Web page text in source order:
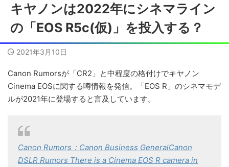
キヤノンは2022年にシネマライン
の「EOS R5c(仮)」を投入する？
2021年3月10日
Canon Rumorsが「CR2」と中程度の格付けでキヤノン
Cinema EOSに関する噂情報を発信。「EOS R」のシネマモデ
ルが2021年に登場すると言及しています。
Canon Rumors：Canon Business GeneralCanon
DSLR Rumors There is a Cinema EOS R camera in